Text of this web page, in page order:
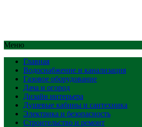
Меню
Главная
Водоснабжение и канализация
Газовое оборудование
Дача и огород
Дизайн интерьера
Душевые кабины и сантехника
Электрика и безопасность
Строительство и ремонт